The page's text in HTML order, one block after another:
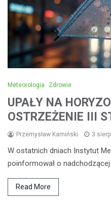
Meteorologia Zdrowie
UPAŁY NA
OSTRZEŻENIE III
Przemysław Kamiński 3
W ostatnich dniach Instytut
poinformował o
Read More